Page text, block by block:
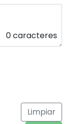
0 caracteres
Limpiar